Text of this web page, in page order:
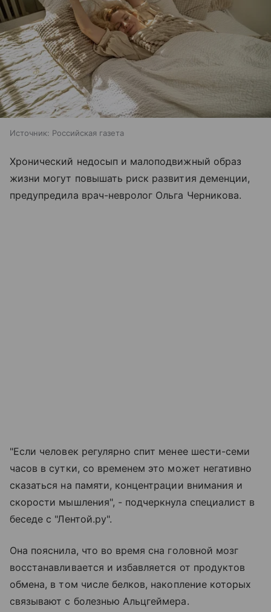
Источник: Российская газета
Хронический недосып и малоподвижный образ
жизни могут повышать риск развития деменции,
предупредила врач-невролог Ольга Черникова.
"Если человек регулярно спит менее шести-семи
часов в сутки, со временем это может негативно
сказаться на памяти, концентрации внимания и
скорости мышления", - подчеркнула специалист в
беседе с "Лентой.ру".
Она пояснила, что во время сна головной мозг
восстанавливается и избавляется от продуктов
обмена, в том числе белков, накопление которых
связывают с болезнью Альцгеймера.